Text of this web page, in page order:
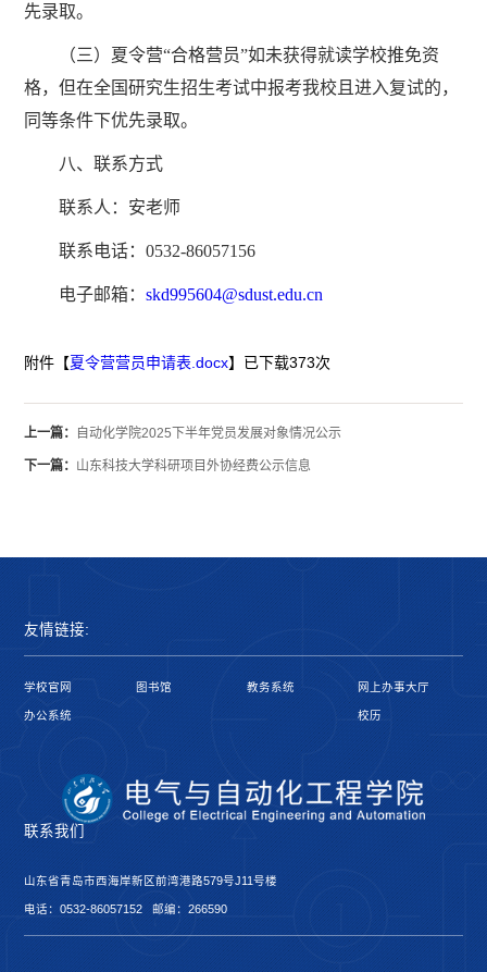
先录取。
（三）夏令营“合格营员”如未获得就读学校推免资
格，但在全国研究生招生考试中报考我校且进入复试的，
同等条件下优先录取。
八、联系方式
联系人：安老师
联系电话：0532-86057156
电子邮箱：skd995604@sdust.edu.cn
附件【夏令营营员申请表.docx】已下载373次
上一篇： 自动化学院2025下半年党员发展对象情况公示
下一篇： 山东科技大学科研项目外协经费公示信息
友情链接:
学校官网 图书馆 教务系统 网上办事大厅
办公系统 校历
联系我们
山东省青岛市西海岸新区前湾港路579号J11号楼
电话：0532-86057152 邮编：266590